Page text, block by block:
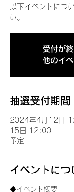
以下イベントにつ
い。
受付が
他のイ
抽選受付期間
2024年4月12日
15日 12:00
予定
イベントにつ
◆イベント概要